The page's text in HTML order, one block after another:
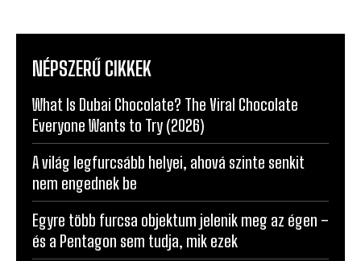
NÉPSZERŰ CIKKEK
What Is Dubai Chocolate? The Viral Chocolate
Everyone Wants to Try (2026)
A világ legfurcsább helyei, ahová szinte senkit
nem engednek be
Egyre több furcsa objektum jelenik meg az égen –
és a Pentagon sem tudja, mik ezek